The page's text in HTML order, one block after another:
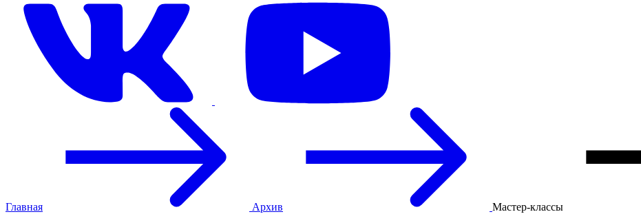
Главная Архив Мастер-классы